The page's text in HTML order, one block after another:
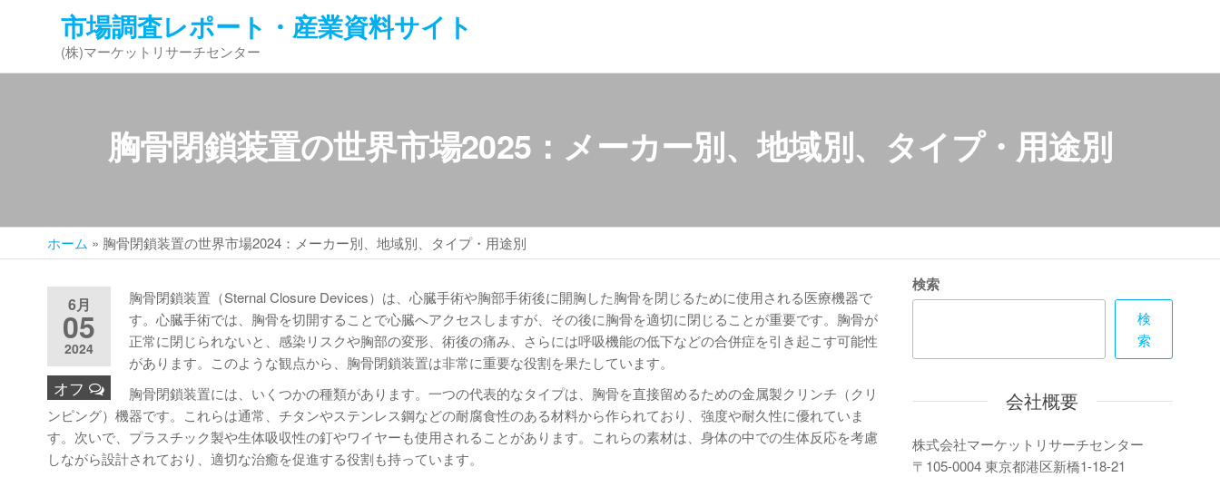
ン
市場調査レポート・産業資料サイト
(株)マーケットリサーチセンター
胸骨閉鎖装置の世界市場2025：メーカー別、地域別、タイプ・用途別
ホーム » 胸骨閉鎖装置の世界市場2024：メーカー別、地域別、タイプ・用途別
6月
05
2024
オフ
胸骨閉鎖装置（Sternal Closure Devices）は、心臓手術や胸部手術後に開胸した胸骨を閉じるために使用される医療機器で
す。心臓手術では、胸骨を切開することで心臓へアクセスしますが、その後に胸骨を適切に閉じることが重要です。胸骨が
正常に閉じられないと、感染リスクや胸部の変形、術後の痛み、さらには呼吸機能の低下などの合併症を引き起こす可能性
があります。このような観点から、胸骨閉鎖装置は非常に重要な役割を果たしています。
胸骨閉鎖装置には、いくつかの種類があります。一つの代表的なタイプは、胸骨を直接留めるための金属製クリンチ（クリ
ンピング）機器です。これらは通常、チタンやステンレス鋼などの耐腐食性のある材料から作られており、強度や耐久性に優れていま
す。次いで、プラスチック製や生体吸収性の釘やワイヤーも使用されることがあります。これらの素材は、身体の中での生体反応を考慮
しながら設計されており、適切な治癒を促進する役割も持っています。
検索
検
索
会社概要
株式会社マーケットリサーチセンター
〒105-0004 東京都港区新橋1-18-21